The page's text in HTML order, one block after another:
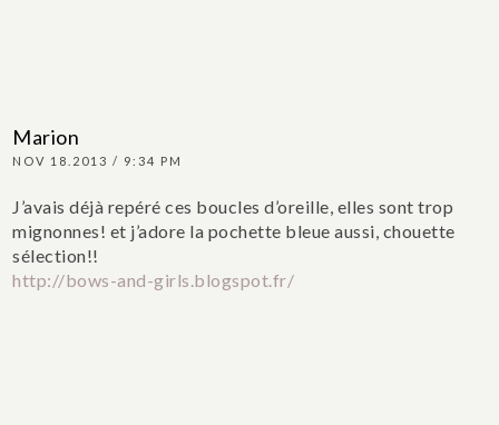
Marion
NOV 18.2013 / 9:34 PM
J’avais déjà repéré ces boucles d’oreille, elles sont trop
mignonnes! et j’adore la pochette bleue aussi, chouette
sélection!!
http://bows-and-girls.blogspot.fr/